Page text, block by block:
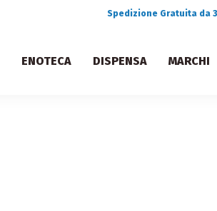
Spedizione Gratuita da
ENOTECA DISPENSA MARCHI